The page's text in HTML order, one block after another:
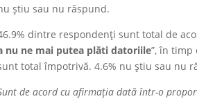
știu sau nu răspund.
dintre respondenți sunt total de
nu ne mai putea plăti datoriile”, în timp
total împotrivă. 4.6% nu știu sau nu
de acord cu afirmația dată într-o